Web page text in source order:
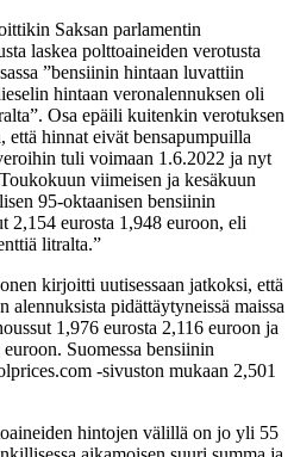
Saksan parlamentin
laskea polttoaineiden verotusta
”bensiinin hintaan luvattiin
hintaan veronalennuksen oli
Osa epäili kuitenkin verotuksen
hinnat eivät bensapumpuilla
tuli voimaan 1.6.2022 ja nyt
viimeisen ja kesäkuun
95-oktaanisen bensiinin
2,154 eurosta 1,948 euroon, eli
litralta.”
kirjoitti uutisessaan jatkoksi, että
alennuksista pidättäytyneissä maissa
1,976 eurosta 2,116 euroon ja
Suomessa bensiinin
-sivuston mukaan 2,501
hintojen välillä on jo yli 55